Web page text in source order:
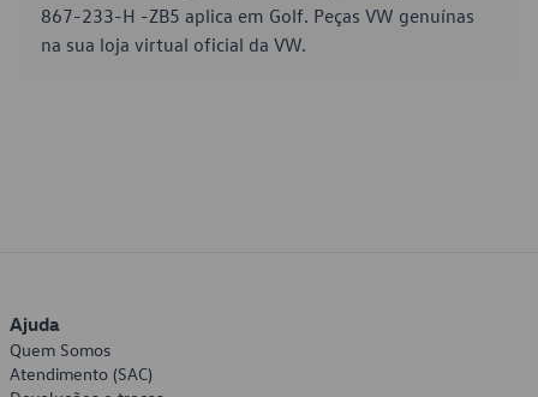
867-233-H -ZB5 aplica em Golf. Peças VW genuínas
na sua loja virtual oficial da VW.
Ajuda
Quem Somos
Atendimento (SAC)